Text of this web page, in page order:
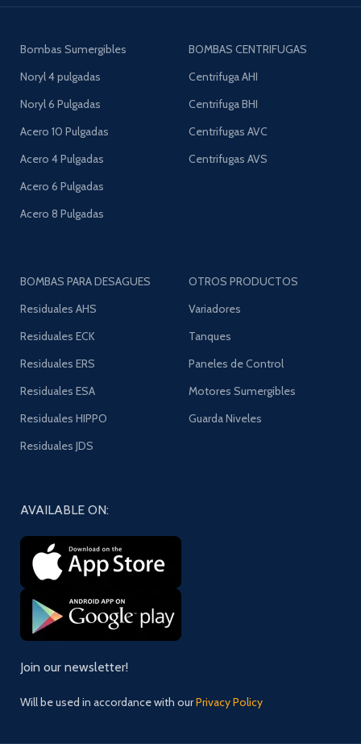
Bombas Sumergibles
Noryl 4 pulgadas
Noryl 6 Pulgadas
Acero 10 Pulgadas
Acero 4 Pulgadas
Acero 6 Pulgadas
Acero 8 Pulgadas
BOMBAS CENTRIFUGAS
Centrifuga AHI
Centrifuga BHI
Centrifugas AVC
Centrifugas AVS
BOMBAS PARA DESAGUES
Residuales AHS
Residuales ECK
Residuales ERS
Residuales ESA
Residuales HIPPO
Residuales JDS
OTROS PRODUCTOS
Variadores
Tanques
Paneles de Control
Motores Sumergibles
Guarda Niveles
AVAILABLE ON:
Join our newsletter!
Will be used in accordance with ourPrivacy Policy